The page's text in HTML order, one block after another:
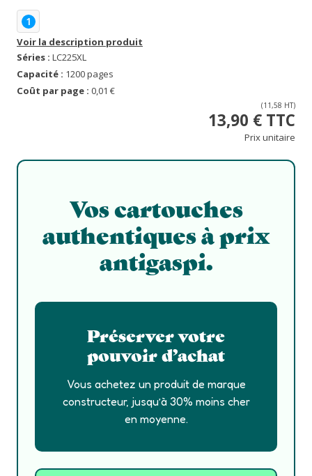
1
Voir la description produit
Séries : LC225XL
Capacité : 1200 pages
Coût par page : 0,01 €
(11,58 HT)
13,90 € TTC
Prix unitaire
Vos cartouches
authentiques à prix
antigaspi.
Préserver votre
pouvoir d’achat
Vous achetez un produit de marque
constructeur, jusqu’à 30% moins cher
en moyenne.